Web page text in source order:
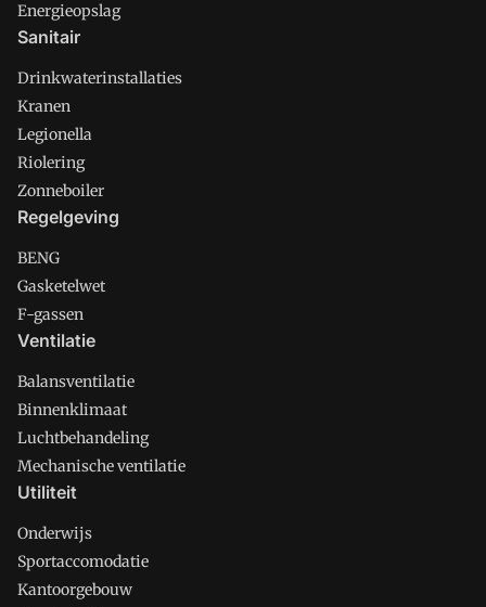
Energieopslag
Sanitair
Drinkwaterinstallaties
Kranen
Legionella
Riolering
Zonneboiler
Regelgeving
BENG
Gasketelwet
F-gassen
Ventilatie
Balansventilatie
Binnenklimaat
Luchtbehandeling
Mechanische ventilatie
Utiliteit
Onderwijs
Sportaccomodatie
Kantoorgebouw